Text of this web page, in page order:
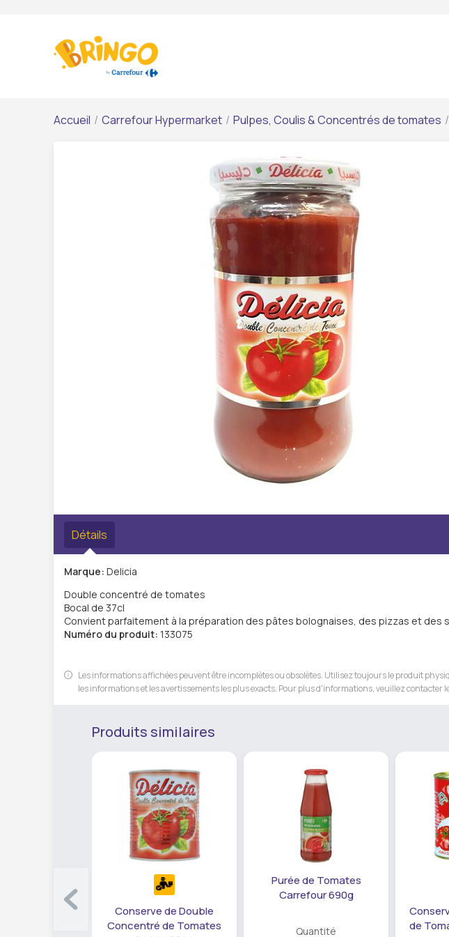
Accueil / Carrefour Hypermarket / Pulpes, Coulis & Concentrés de tomates /
Détails
Marque: Delicia
Double concentré de tomates
Bocal de 37cl
Convient parfaitement à la préparation des pâtes bolognaises, des pizzas et des
Numéro du produit: 133075
Les informations affichées peuvent être incomplètes ou obsolètes. Utilisez toujours le produit
les informations et les avertissements les plus exacts. Pour plus d'informations, veuillez contacter
Produits similaires
Conserve de Double
Concentré de Tomates
Purée de Tomates
Carrefour 690g
Quantité
de